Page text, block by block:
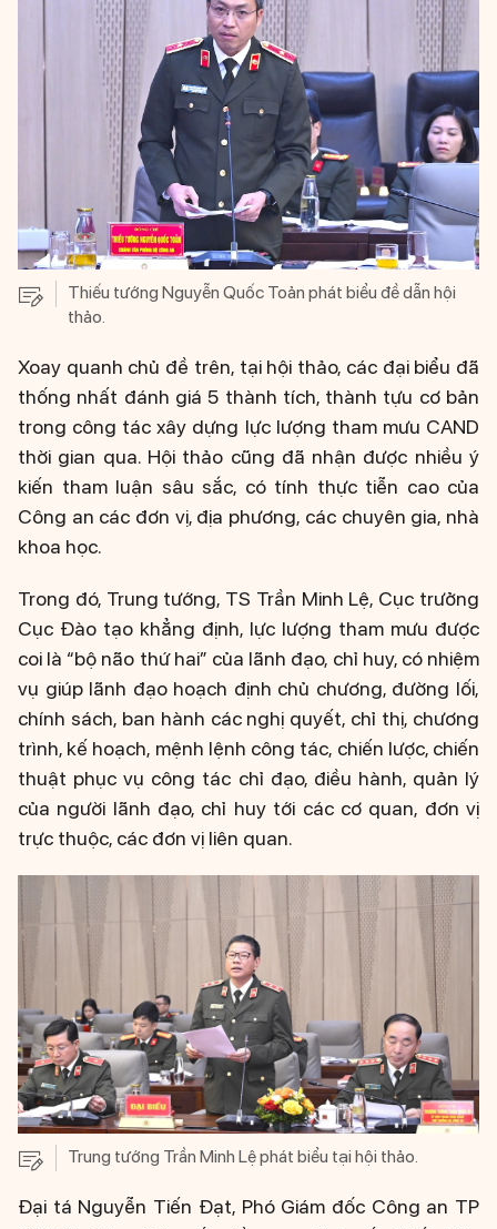
Thiếu tướng Nguyễn Quốc Toản phát biểu đề dẫn hội
thảo.
Xoay quanh chủ đề trên, tại hội thảo, các đại biểu đã
thống nhất đánh giá 5 thành tích, thành tựu cơ bản
trong công tác xây dựng lực lượng tham mưu CAND
thời gian qua. Hội thảo cũng đã nhận được nhiều ý
kiến tham luận sâu sắc, có tính thực tiễn cao của
Công an các đơn vị, địa phương, các chuyên gia, nhà
khoa học.
Trong đó, Trung tướng, TS Trần Minh Lệ, Cục trưởng
Cục Đào tạo khẳng định, lực lượng tham mưu được
coi là “bộ não thứ hai” của lãnh đạo, chỉ huy, có nhiệm
vụ giúp lãnh đạo hoạch định chủ chương, đường lối,
chính sách, ban hành các nghị quyết, chỉ thị, chương
trình, kế hoạch, mệnh lệnh công tác, chiến lược, chiến
thuật phục vụ công tác chỉ đạo, điều hành, quản lý
của người lãnh đạo, chỉ huy tới các cơ quan, đơn vị
trực thuộc, các đơn vị liên quan.
Trung tướng Trần Minh Lệ phát biểu tại hội thảo.
Đại tá Nguyễn Tiến Đạt, Phó Giám đốc Công an TP